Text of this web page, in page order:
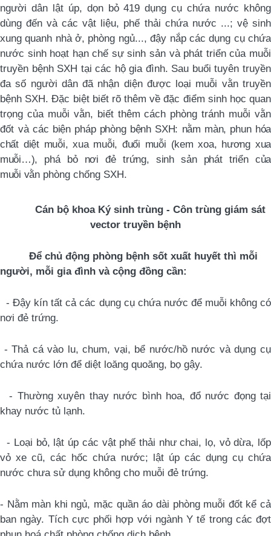
người dân lật úp, dọn bỏ419 dụng cụ chứa nước không
dùng đến và các vật liệu, phế thải chứa nước ...; vệ sinh
xung quanh nhà ở, phòng ngủ..., đậy nắp các dụng cụ chứa
nước sinh hoạt hạn chế sự sinh sản và phát triển của muỗi
truyền bệnh SXH tại các hộ gia đình. Sau buổi tuyên truyền
đa số người dân đã nhận diện được loại muỗi vằn truyền
bệnh SXH. Đặc biệt biết rõ thêm vềđặc điểm sinh học quan
trọng của muỗi vằn, biết thêm cách phòng tránh muỗi vằn
đốt vàcác biện pháp phòng bệnh SXH: nằm màn, phun hóa
chất diệt muỗi,xua muỗi, đuổi muỗi (kem xoa, hương xua
muỗi…), phá bỏ nơi đẻ trứng, sinh sản phát triển của
muỗi vằn phòng chống SXH.
Cán bộ khoa Ký sinh trùng - Côn trùng giám sát
vector truyền bệnh
Để chủ động phòng bệnh sốt xuất huyết thì mỗi
người, mỗi gia đình và cộng đồng cần:
- Đậy kín tất cả các dụng cụ chứa nước để muỗi không có
nơi đẻ trứng.
- Thả cá vào lu, chum, vại, bể nước/hồ nước và dụng cụ
chứa nước lớn để diệt loăng quoăng, bọ gậy.
- Thường xuyên thay nước bình hoa, đổ nước đọng tại
khay nước tủ lạnh.
- Loại bỏ, lật úp các vật phế thải như chai, lọ, vỏ dừa, lốp
vỏ xe cũ, các hốc chứa nước; lật úp các dụng cụ chứa
nước chưa sử dụng không cho muỗi đẻ trứng.
- Nằm màn khi ngủ, mặc quần áo dài phòng muỗi đốt kể cả
ban ngày. Tích cực phối hợp với ngành Y tế trong các đợt